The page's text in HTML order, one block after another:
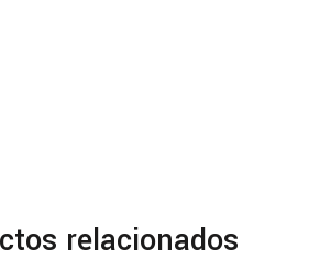
relacionados